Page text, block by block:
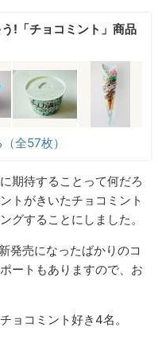
!「チョコミント」商品
全57枚）
期待することって何だろ
トがきいたチョコミント
グすることにしました。
発売になったばかりのコ
ートもありますので、お
ョコミント好き4名。